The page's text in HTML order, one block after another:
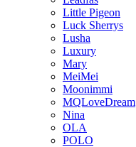
Little Pigeon
Luck Sherrys
Lusha
Luxury
Mary
MeiMei
Moonimmi
MQLoveDream
Nina
OLA
POLO